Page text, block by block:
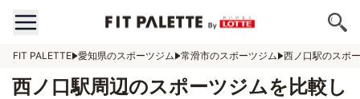
FIT PALETTE 愛知県のスポーツジム 常滑市のスポーツジム 西ノ口駅のスポ
西ノ口駅周辺のスポーツジムを比較し